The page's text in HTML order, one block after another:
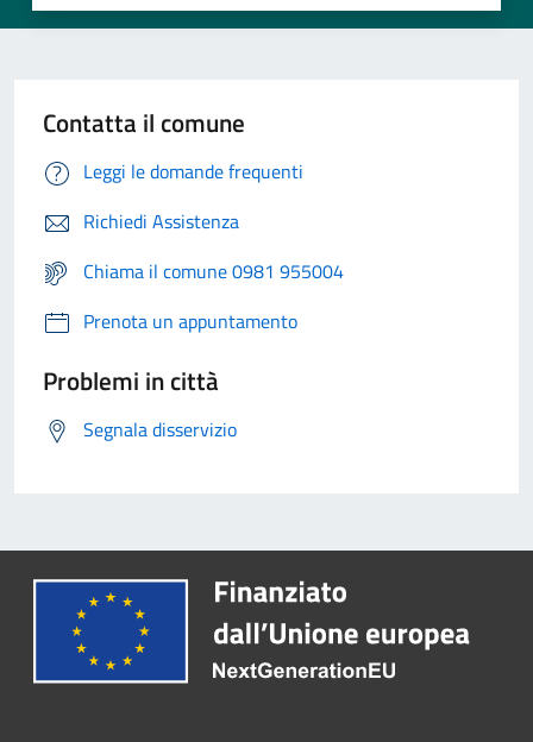
Contatta il comune
Leggi le domande frequenti
Richiedi Assistenza
Chiama il comune 0981 955004
Prenota un appuntamento
Problemi in città
Segnala disservizio